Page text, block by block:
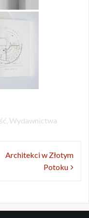
, Wydawnictwa
Architekci w Złotym
Potoku